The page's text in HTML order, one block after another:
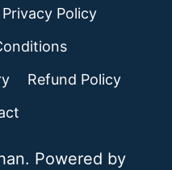
Privacy Policy
Refund Policy
Powered by